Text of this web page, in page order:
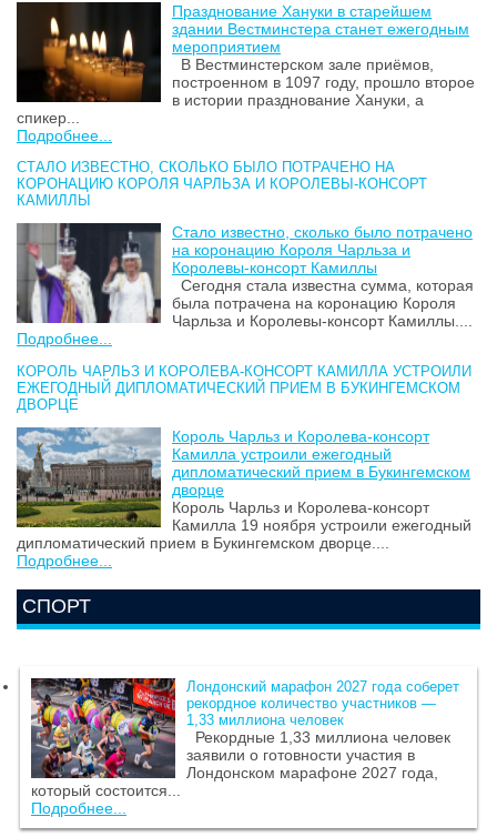
Празднование Хануки в старейшем
здании Вестминстера станет ежегодным
мероприятием
В Вестминстерском зале приёмов,
построенном в 1097 году, прошло второе
в истории празднование Хануки, а
спикер...
Подробнее...
СТАЛО ИЗВЕСТНО, СКОЛЬКО БЫЛО ПОТРАЧЕНО НА
КОРОНАЦИЮ КОРОЛЯ ЧАРЛЬЗА И КОРОЛЕВЫ-КОНСОРТ
КАМИЛЛЫ
Стало известно, сколько было потрачено
на коронацию Короля Чарльза и
Королевы-консорт Камиллы
Сегодня стала известна сумма, которая
была потрачена на коронацию Короля
Чарльза и Королевы-консорт Камиллы....
Подробнее...
КОРОЛЬ ЧАРЛЬЗ И КОРОЛЕВА-КОНСОРТ КАМИЛЛА УСТРОИЛИ
ЕЖЕГОДНЫЙ ДИПЛОМАТИЧЕСКИЙ ПРИЕМ В БУКИНГЕМСКОМ
ДВОРЦЕ
Король Чарльз и Королева-консорт
Камилла устроили ежегодный
дипломатический прием в Букингемском
дворце
Король Чарльз и Королева-консорт
Камилла 19 ноября устроили ежегодный
дипломатический прием в Букингемском дворце....
Подробнее...
СПОРТ
Лондонский марафон 2027 года соберет
рекордное количество участников —
1,33 миллиона человек
Рекордные 1,33 миллиона человек
заявили о готовности участия в
Лондонском марафоне 2027 года,
который состоится...
Подробнее...